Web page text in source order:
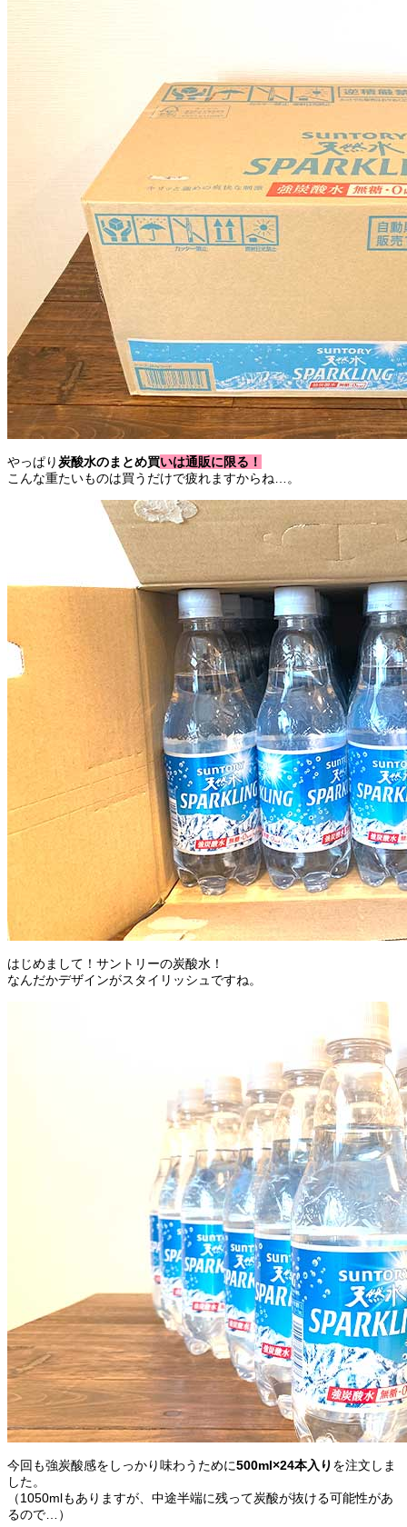
やっぱり炭酸水のまとめ買いは通販に限る！
こんな重たいものは買うだけで疲れますからね…。
はじめまして！サントリーの炭酸水！
なんだかデザインがスタイリッシュですね。
今回も強炭酸感をしっかり味わうために500ml×24本入り を注文しま
した。
（1050mlもありますが、中途半端に残って炭酸が抜ける可能性があ
るので…）